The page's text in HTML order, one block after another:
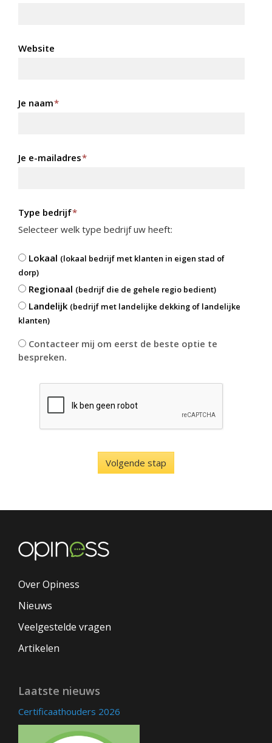
Website
Je naam*
Je e-mailadres*
Type bedrijf*
Selecteer welk type bedrijf uw heeft:
Lokaal (lokaal bedrijf met klanten in eigen stad of
dorp)
Regionaal (bedrijf die de gehele regio bedient)
Landelijk (bedrijf met landelijke dekking of landelijke
klanten)
Contacteer mij om eerst de beste optie te
bespreken.
Over Opiness
Nieuws
Veelgestelde vragen
Artikelen
Laatste nieuws
Certificaathouders 2026